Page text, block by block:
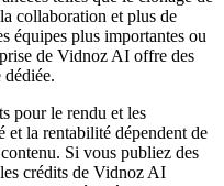
collaboration et plus de
équipes plus importantes ou
de Vidnoz AI offre des
dédiée.
pour le rendu et les
la rentabilité dépendent de
Si vous publiez des
crédits de Vidnoz AI